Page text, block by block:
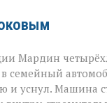
Мардин
в семейный
и уснул. Машина